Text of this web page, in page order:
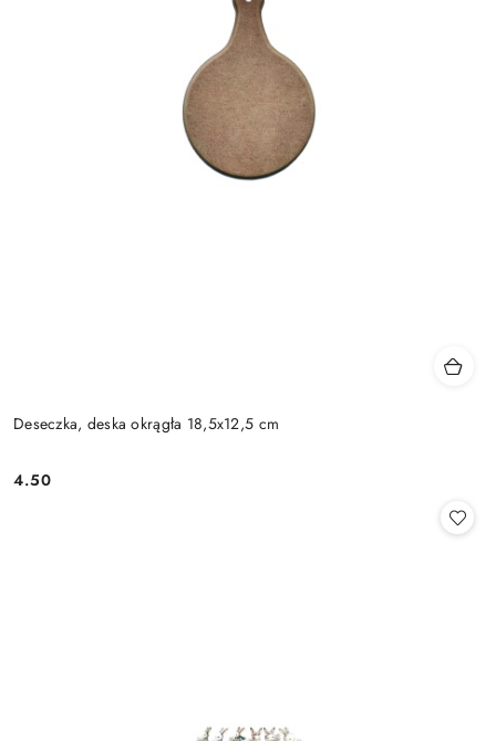
Deseczka, deska okrągła 18,5x12,5 cm
Cena:
4.50